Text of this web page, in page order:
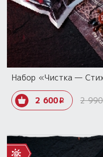
Набор «Чистка —
2 600i 2 990